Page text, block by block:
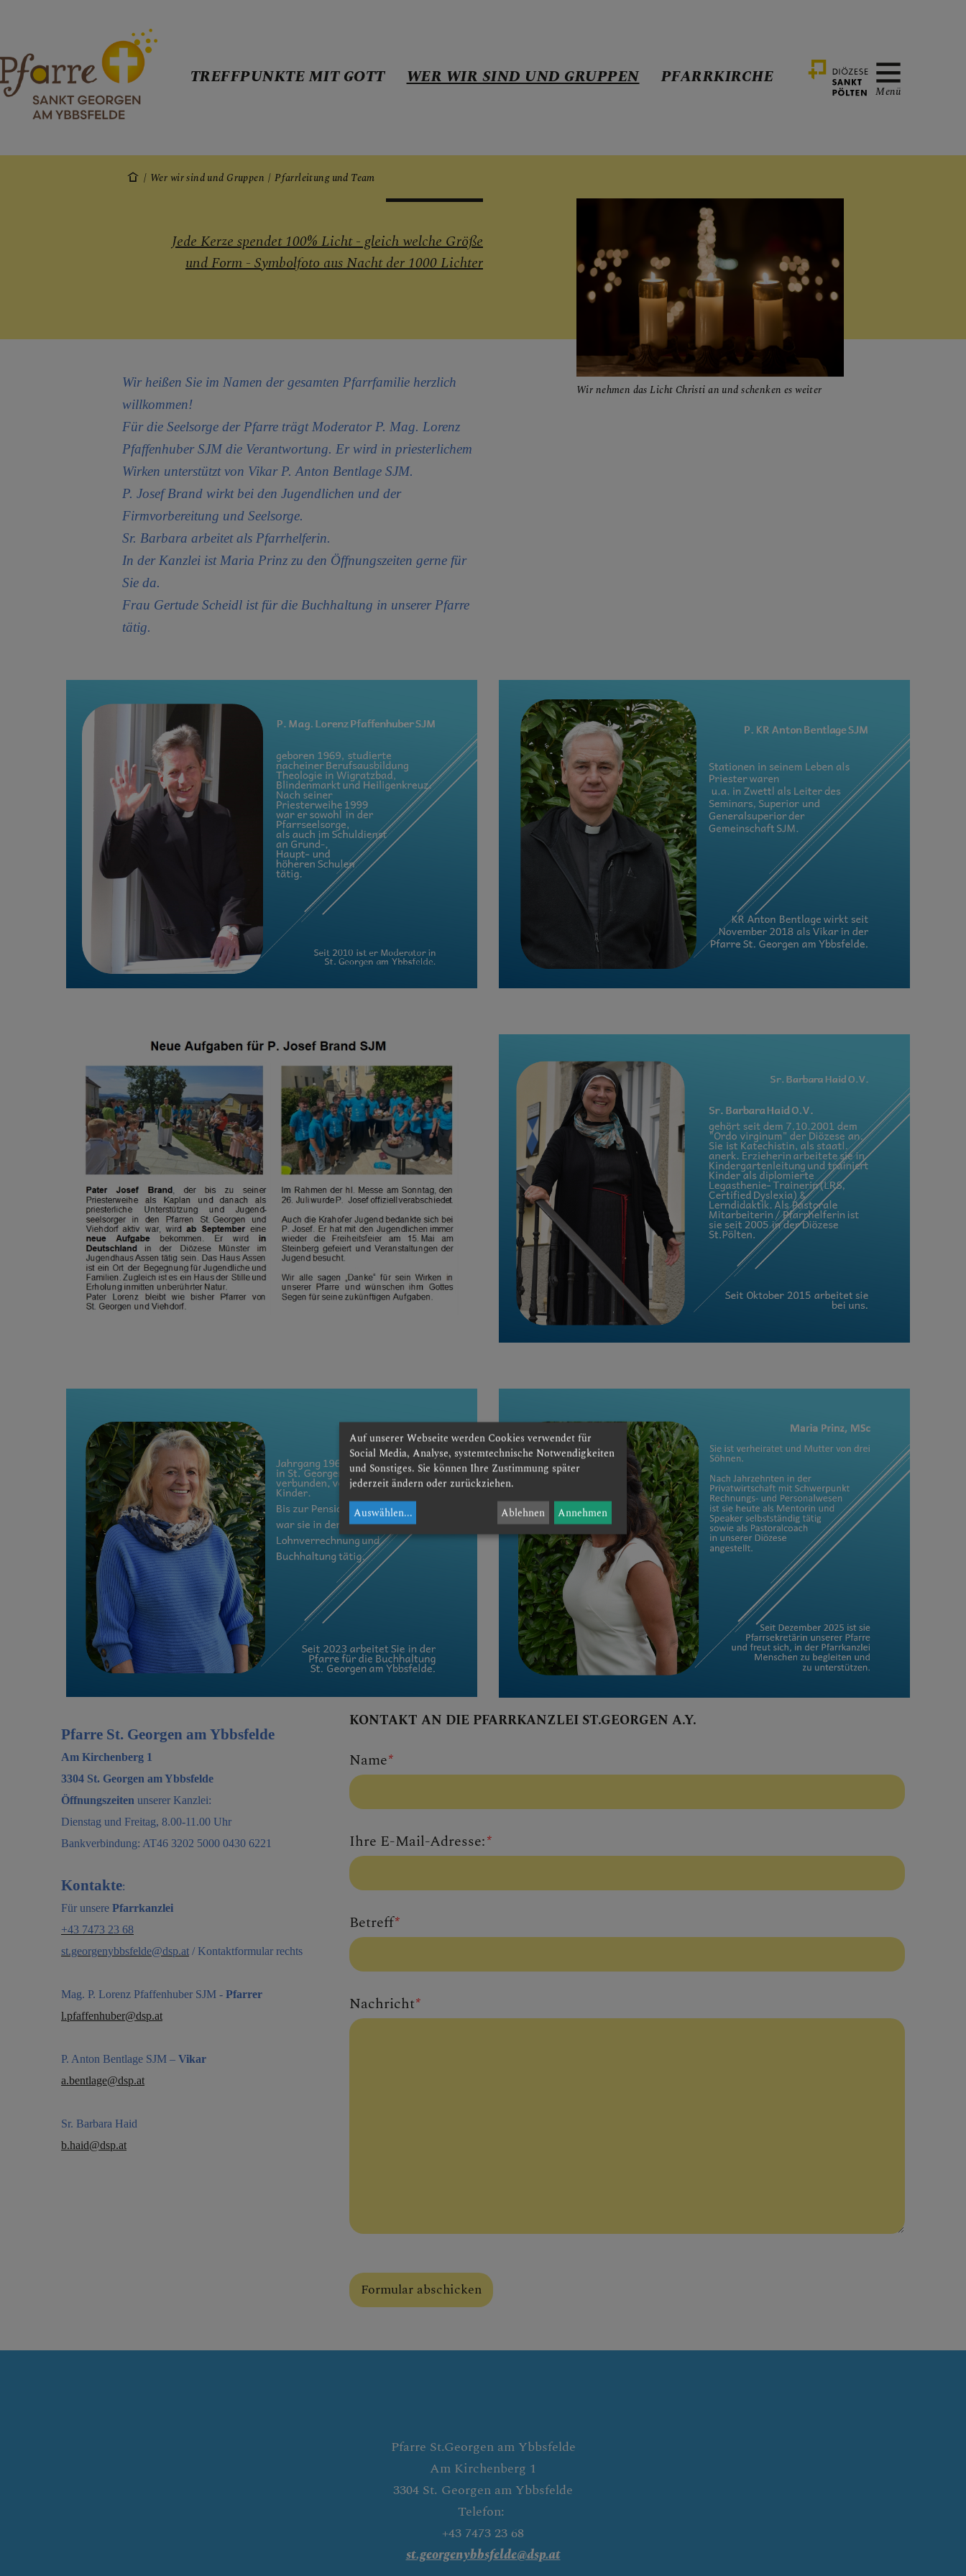
Pfarrleitung und Team
persönliches Suchen / Dazugehören
Gruppen & Runden
PFARRKIRCHE
TREFFPUNKTE MIT GOTT WER WIR SIND UND GRUPPEN PFARRKIRCHE
Menü
Wer wir sind und Gruppen Pfarrleitung und Team
Wir nehmen das Licht Christi an und schenken es weiter
Jede Kerze spendet 100% Licht - gleich welche Größe
und Form - Symbolfoto aus Nacht der 1000 Lichter
Wir heißen Sie im Namen der gesamten Pfarrfamilie herzlich
willkommen!
Für die Seelsorge der Pfarre trägt Moderator P. Mag. Lorenz
Pfaffenhuber SJM die Verantwortung. Er wird in priesterlichem
Wirken unterstützt von Vikar P. Anton Bentlage SJM.
P. Josef Brand wirkt bei den Jugendlichen und der
Firmvorbereitung und Seelsorge.
Sr. Barbara arbeitet als Pfarrhelferin.
In der Kanzlei ist Maria Prinz zu den Öffnungszeiten gerne für
Sie da.
Frau Gertude Scheidl ist für die Buchhaltung in unserer Pfarre
tätig.
Pfarre St. Georgen am Ybbsfelde
Am Kirchenberg 1
3304 St. Georgen am Ybbsfelde
Öffnungszeiten unserer Kanzlei:
Dienstag und Freitag, 8.00-11.00 Uhr
Bankverbindung: AT46 3202 5000 0430 6221
Kontakte:
Für unsere Pfarrkanzlei
+43 7473 23 68
st.georgenybbsfelde@dsp.at / Kontaktformular rechts
Mag. P. Lorenz Pfaffenhuber SJM - Pfarrer
l.pfaffenhuber@dsp.at
P. Anton Bentlage SJM – Vikar
a.bentlage@dsp.at
Sr. Barbara Haid
b.haid@dsp.at
Reference
Reference
Homepage
Company website
KONTAKT AN DIE PFARRKANZLEI ST.GEORGEN A.Y.
Name*
Ihre E-Mail-Adresse:*
Betreff*
Nachricht*
Pfarre St.Georgen am Ybbsfelde
Am Kirchenberg 1
3304 St. Georgen am Ybbsfelde
Telefon:
+43 7473 23 68
st.georgenybbsfelde@dsp.at
Auf unserer Webseite werden Cookies verwendet für
Social Media, Analyse, systemtechnische Notwendigkeiten
und Sonstiges. Sie können Ihre Zustimmung später
jederzeit ändern oder zurückziehen.
Auswählen... Ablehnen Annehmen